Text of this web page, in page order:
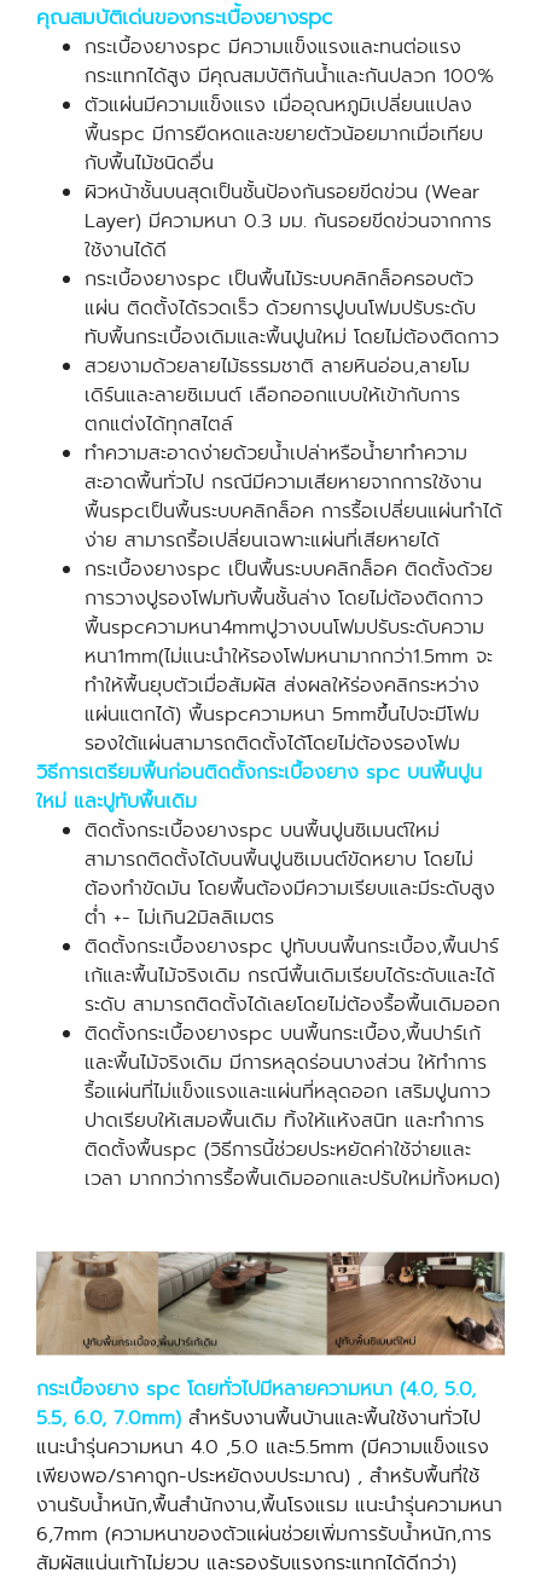
คุณสมบัติเด่นของกระเบื้องยางspc
กระเบื้องยางspc มีความแข็งแรงและทนต่อแรง
กระแทกได้สูง มีคุณสมบัติกันน้ำและกันปลวก 100%
ตัวแผ่นมีความแข็งแรง เมื่ออุณหภูมิเปลี่ยนแปลง
พื้นspc มีการยืดหดและขยายตัวน้อยมากเมื่อเทียบ
กับพื้นไม้ชนิดอื่น
ผิวหน้าชั้นบนสุดเป็นชั้นป้องกันรอยขีดข่วน (Wear
Layer) มีความหนา 0.3 มม. กันรอยขีดข่วนจากการ
ใช้งานได้ดี
กระเบื้องยางspc เป็นพื้นไม้ระบบคลิกล็อครอบตัว
แผ่น ติดตั้งได้รวดเร็ว ด้วยการปูบนโฟมปรับระดับ
ทับพื้นกระเบื้องเดิมและพื้นปูนใหม่ โดยไม่ต้องติดกาว
สวยงามด้วยลายไม้ธรรมชาติ ลายหินอ่อน,ลายโม
เดิร์นและลายซิเมนต์ เลือกออกแบบให้เข้ากับการ
ตกแต่งได้ทุกสไตล์
ทำความสะอาดง่ายด้วยน้ำเปล่าหรือน้ำยาทำความ
สะอาดพื้นทั่วไป กรณีมีความเสียหายจากการใช้งาน
พื้นspcเป็นพื้นระบบคลิกล็อค การรื้อเปลี่ยนแผ่นทำได้
ง่าย สามารถรื้อเปลี่ยนเฉพาะแผ่นที่เสียหายได้
กระเบื้องยางspc เป็นพื้นระบบคลิกล็อค ติดตั้งด้วย
การวางปูรองโฟมทับพื้นชั้นล่าง โดยไม่ต้องติดกาว
พื้นspcความหนา4mmปูวางบนโฟมปรับระดับความ
หนา1mm(ไม่แนะนำให้รองโฟมหนามากกว่า1.5mm จะ
ทำให้พื้นยุบตัวเมื่อสัมผัส ส่งผลให้ร่องคลิกระหว่าง
แผ่นแตกได้) พื้นspcความหนา 5mmขึ้นไปจะมีโฟม
รองใต้แผ่นสามารถติดตั้งได้โดยไม่ต้องรองโฟม
วิธีการเตรียมพื้นก่อนติดตั้งกระเบื้องยาง spc บนพื้นปูน
ใหม่ และปูทับพื้นเดิม
ติดตั้งกระเบื้องยางspc บนพื้นปูนซิเมนต์ใหม่
สามารถติดตั้งได้บนพื้นปูนซิเมนต์ขัดหยาบ โดยไม่
ต้องทำขัดมัน โดยพื้นต้องมีความเรียบและมีระดับสูง
ต่ำ +- ไม่เกิน2มิลลิเมตร
ติดตั้งกระเบื้องยางspc ปูทับบนพื้นกระเบื้อง,พื้นปาร์
เก้และพื้นไม้จริงเดิม กรณีพื้นเดิมเรียบได้ระดับและได้
ระดับ สามารถติดตั้งได้เลยโดยไม่ต้องรื้อพื้นเดิมออก
ติดตั้งกระเบื้องยางspc บนพื้นกระเบื้อง,พื้นปาร์เก้
และพื้นไม้จริงเดิม มีการหลุดร่อนบางส่วน ให้ทำการ
รื้อแผ่นที่ไม่แข็งแรงและแผ่นที่หลุดออก เสริมปูนกาว
ปาดเรียบให้เสมอพื้นเดิม ทิ้งให้แห้งสนิท และทำการ
ติดตั้งพื้นspc (วิธีการนี้ช่วยประหยัดค่าใช้จ่ายและ
เวลา มากกว่าการรื้อพื้นเดิมออกและปรับใหม่ทั้งหมด)
กระเบื้องยาง spc โดยทั่วไปมีหลายความหนา (4.0, 5.0,
5.5, 6.0, 7.0mm) สำหรับงานพื้นบ้านและพื้นใช้งานทั่วไป
แนะนำรุ่นความหนา 4.0 ,5.0 และ5.5mm (มีความแข็งแรง
เพียงพอ/ราคาถูก-ประหยัดงบประมาณ) , สำหรับพื้นที่ใช้
งานรับน้ำหนัก,พื้นสำนักงาน,พื้นโรงแรม แนะนำรุ่นความหนา
6,7mm (ความหนาของตัวแผ่นช่วยเพิ่มการรับน้ำหนัก,การ
สัมผัสแน่นเท้าไม่ยวบ และรองรับแรงกระแทกได้ดีกว่า)